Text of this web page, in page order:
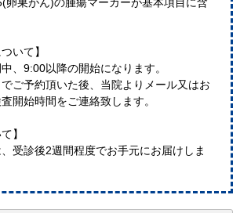
巣がん)の腫瘍マーカーが基本項目に含
いて】
、9:00以降の開始になります。
ご予約頂いた後、当院よりメール又はお
開始時間をご連絡致します。
】
受診後2週間程度でお手元にお届けしま